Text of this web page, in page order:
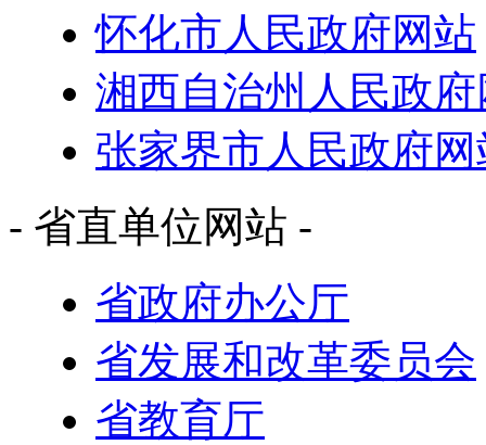
怀化市人民政府网站
湘西自治州人民政
张家界市人民政府网
- 省直单位网站 -
省政府办公厅
省发展和改革委员会
省教育厅